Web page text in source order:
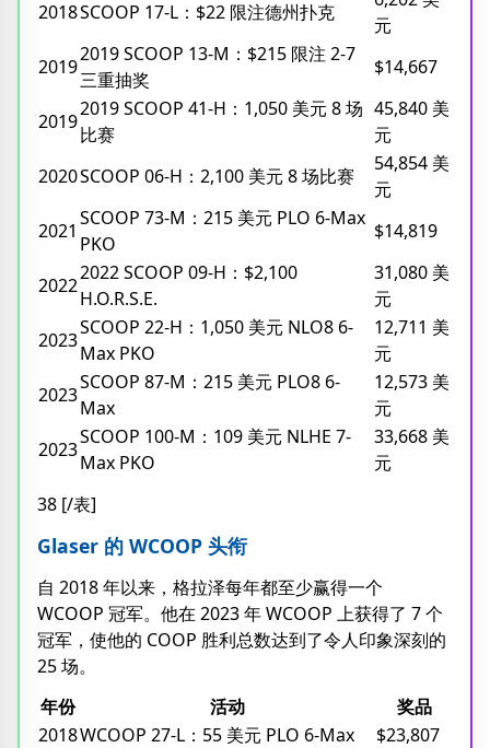
2018SCOOP 17-L：$22 限注德州扑克
元
2019
2019 SCOOP 13-M：$215 限注 2-7
三重抽奖
$14,667
2019
2019 SCOOP 41-H：1,050 美元 8 场
比赛
45,840 美
元
2020SCOOP 06-H：2,100 美元 8 场比赛
54,85​​4 美
元
2021
SCOOP 73-M：215 美元 PLO 6-Max
PKO
$14,819
2022
2022 SCOOP 09-H：$2,100
H.O.R.S.E.
31,080 美
元
2023
SCOOP 22-H：1,050 美元 NLO8 6-
Max PKO
12,711 美
元
2023
SCOOP 87-M：215 美元 PLO8 6-
Max
12,573 美
元
2023
SCOOP 100-M：109 美元 NLHE 7-
Max PKO
33,668 美
元
38 [/表]
Glaser 的 WCOOP 头衔
自 2018 年以来，格拉泽每年都至少赢得一个
WCOOP 冠军。他在 2023 年 WCOOP 上获得了 7 个
冠军，使他的 COOP 胜利总数达到了令人印象深刻的
25 场。
年份
活动
奖品
2018WCOOP 27-L：55 美元 PLO 6-Max $23,807